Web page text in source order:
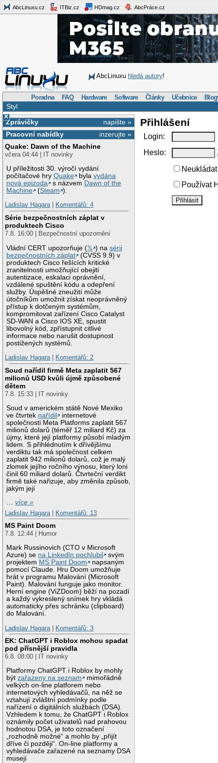
AbcLinuxu.cz ITBiz.cz HDmag.cz AbcPráce.cz
AbcLinuxu hledá autory!
Poradna FAQ Hardware Software Články Učebnice
Styl
×
napište »
Zprávičky
inzerujte »
Pracovní nabídky
Quake: Dawn of the Machine
včera 04:44 | IT novinky
U příležitosti 30. výročí vydání
počítačové hryQuake bylavydána
nová epizoda
s názvem Dawn of the
Machine
(Steam ).
Ladislav Hagara| Komentářů: 4
Série bezpečnostních záplat v
produktech Cisco
7.8. 16:00 | Bezpečnostní upozornění
Vládní CERT upozorňuje (𝕏 ) nasérii
bezpečnostních záplat
(CVSS 9.9) v
produktech Cisco řešících kritické
zranitelnosti umožňující obejití
autentizace, eskalaci oprávnění,
vzdálené spuštění kódu a odepření
služby. Úspěšné zneužití může
útočníkům umožnit získat neoprávněný
přístup k dotčeným systémům,
kompromitovat zařízení Cisco Catalyst
SD-WAN a Cisco IOS XE, spustit
libovolný kód, zpřístupnit citlivé
informace nebo narušit dostupnost
postižených systémů.
Ladislav Hagara| Komentářů: 2
Soud nařídil firmě Meta zaplatit 567
milionů USD kvůli újmě způsobené
dětem
7.8. 15:33 | IT novinky
Soud v americkém státě Nové Mexiko
ve čtvrtek nařídil
internetové
společnosti Meta Platforms zaplatit 567
milionů dolarů (téměř 12 miliard Kč) za
újmy, které její platformy působí mladým
lidem. S přihlédnutím k dřívějšímu
verdiktu tak má společnost celkem
zaplatit 942 milionů dolarů, což je malý
zlomek jejího ročního výnosu, který loni
činil 60 miliard dolarů. Čtvrteční verdikt
firmě také nařizuje, aby změnila způsob,
jakým její
…více »
Ladislav Hagara
Komentářů: 13
MS Paint Doom
7.8. 12:44 | Humor
Mark Russinovich (CTO v Microsoft
Azure) se na LinkedIn pochlubil
svým
projektem MS Paint Doom
napsaným
pomocí Claude. Hru Doom umožňuje
hrát v programu Malování (Microsoft
Paint). Malování funguje jako monitor.
Herní engine (ViZDoom) běží na pozadí
a každý vykreslený snímek hry vkládá
automaticky přes schránku (clipboard)
do Malování.
Ladislav Hagara
Komentářů: 3
EK: ChatGPT i Roblox mohou spadat
pod přísnější pravidla
6.8. 08:00 | IT novinky
Platformy ChatGPT i Roblox by mohly
býtzařazeny na seznam
mimořádně
velkých on-line platforem nebo
internetových vyhledávačů, na něž se
vztahují zvláštní podmínky podle
nařízení o digitálních službách (DSA).
Vzhledem k tomu, že ChatGPT i Roblox
oznámily počet uživatelů nad prahovou
hodnotou DSA, je toto označení
„rozhodně možné“ a mohlo by „přijít
dříve či později“. On-line platformy a
vyhledávače zařazené na seznamy DSA
musejí
Přihlášení
Login:
Heslo:
Používat